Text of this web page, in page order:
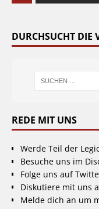
DURCHSUCHT DIE
REDE MIT UNS
Werde Teil der
Besuche uns im
Folge uns auf
Diskutiere mit uns
Melde dich an um